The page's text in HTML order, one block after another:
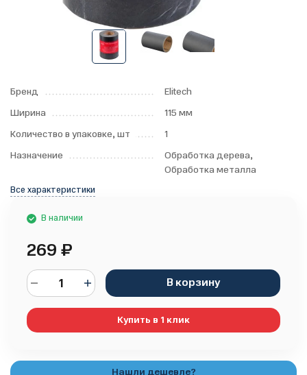
Бренд
Elitech
Ширина
115 мм
Количество в упаковке, шт
1
Назначение
Обработка дерева,
Обработка металла
Все характеристики
В наличии
269 ₽
В корзину
Купить в 1 клик